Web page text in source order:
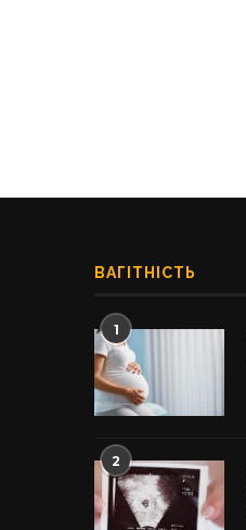
ВАГІТНІСТЬ
1
2